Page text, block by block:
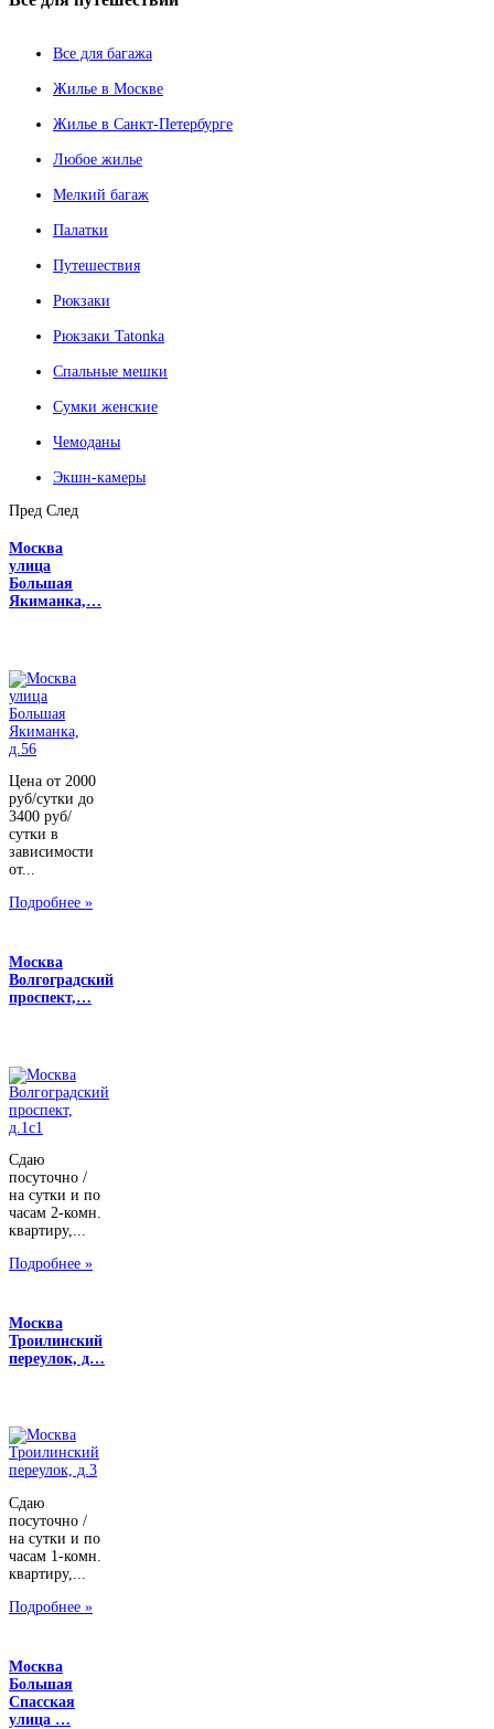
Все для багажа
Жилье в Москве
Жилье в Санкт-Петербурге
Любое жилье
Мелкий багаж
Палатки
Путешествия
Рюкзаки
Рюкзаки Tatonka
Спальные мешки
Сумки женские
Чемоданы
Экшн-камеры
Пред След
Москва
улица
Большая
Якиманка,…
Цена от 2000
руб/сутки до
3400 руб/
сутки в
зависимости
от...
Подробнее »
Москва
Волгоградский
проспект,…
Сдаю
посуточно /
на сутки и по
часам 2-комн.
квартиру,...
Подробнее »
Москва
Троилинский
переулок, д…
Сдаю
посуточно /
на сутки и по
часам 1-комн.
квартиру,...
Подробнее »
Москва
Большая
Спасская
улица …